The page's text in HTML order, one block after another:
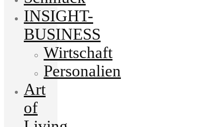
INSIGHT-
BUSINESS
Wirtschaft
Personalien
Art
of